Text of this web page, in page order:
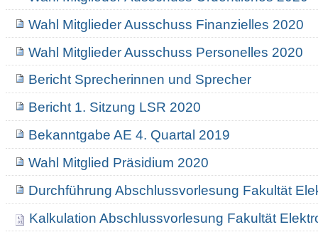
Wahl Mitglieder Ausschuss Finanzielles 2020
Wahl Mitglieder Ausschuss Personelles 2020
Bericht Sprecherinnen und Sprecher
Bericht 1. Sitzung LSR 2020
Bekanntgabe AE 4. Quartal 2019
Wahl Mitglied Präsidium 2020
Durchführung Abschlussvorlesung Fakultät
Kalkulation Abschlussvorlesung Fakultät